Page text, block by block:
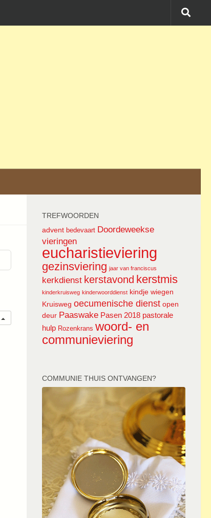
TREFWOORDEN
advent bedevaart Doordeweekse
vieringen
eucharistieviering
gezinsviering jaar van franciscus
kerkdienst kerstavond kerstmis
kinderkruisweg kinderwoorddienst kindje wiegen
Kruisweg oecumenische dienst open
deur Paaswake Pasen 2018 pastorale
hulp Rozenkrans woord- en
communieviering
COMMUNIE THUIS ONTVANGEN?